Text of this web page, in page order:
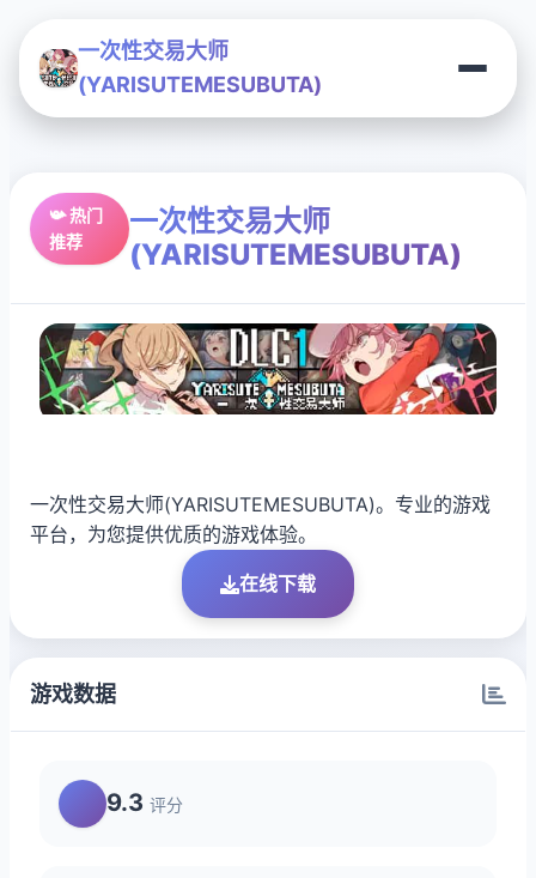
一次性交易大师
(YARISUTEMESUBUTA)
📯 热门
推荐
一次性交易大师
(YARISUTEMESUBUTA)
一次性交易大师(YARISUTEMESUBUTA)。专业的游戏
平台，为您提供优质的游戏体验。
在线下载
游戏数据
9.3 评分